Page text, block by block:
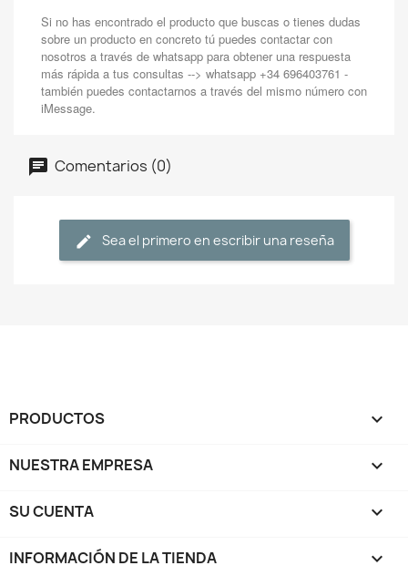
Si no has encontrado el producto que buscas o tienes dudas
sobre un producto en concreto tú puedes contactar con
nosotros a través de whatsapp para obtener una respuesta
más rápida a tus consultas --> whatsapp +34 696403761 -
también puedes contactarnos a través del mismo número con
iMessage.
Comentarios (0)
Sea el primero en escribir una reseña
PRODUCTOS 
NUESTRA EMPRESA 
SU CUENTA 
INFORMACIÓN DE LA TIENDA keyboard_arrow_down